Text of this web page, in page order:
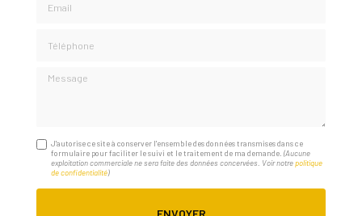
Message
J'autorise ce site à conserver l'ensemble des données transmises dans ce
formulaire pour faciliter le suivi et le traitement de ma demande.(Aucune
exploitation commerciale ne sera faite des données concervées. Voir notrepolitique
de confidentialité)